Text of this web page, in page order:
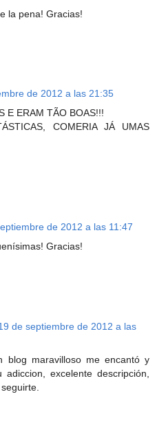
la pena! Gracias!
de 2012 a las 21:35
E ERAM TÃO BOAS!!!
COMERIA JÁ UMAS
de 2012 a las 11:47
Gracias!
de septiembre de 2012 a las
blog maravilloso me encantó y
excelente descripción,